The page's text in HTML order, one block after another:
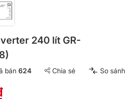
240 lít GR-
bán 624 Chia sẻ So sánh